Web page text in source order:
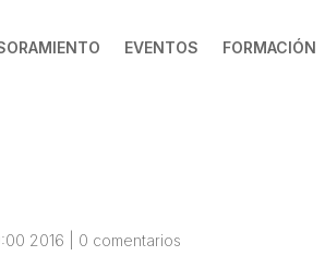
EVENTOS FORMACIÓN
2016 0 comentarios